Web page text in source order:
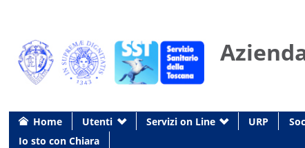
Home Utenti Servizi on Line URP
Io sto con Chiara